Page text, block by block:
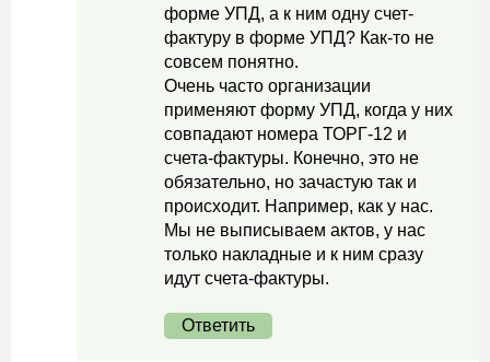
форме УПД, а к ним одну счет-
фактуру в форме УПД? Как-то не
совсем понятно.
Очень часто организации
применяют форму УПД, когда у них
совпадают номера ТОРГ-12 и
счета-фактуры. Конечно, это не
обязательно, но зачастую так и
происходит. Например, как у нас.
Мы не выписываем актов, у нас
только накладные и к ним сразу
идут счета-фактуры.
Ответить